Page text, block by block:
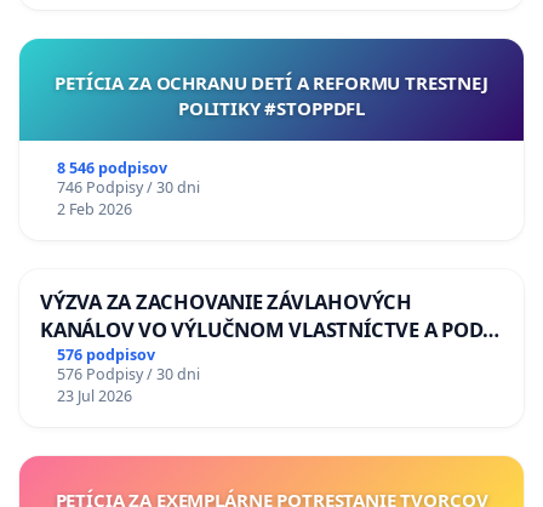
PETÍCIA ZA OCHRANU DETÍ A REFORMU TRESTNEJ
POLITIKY #STOPPDFL
8 546 podpisov
746 Podpisy / 30 dni
2 Feb 2026
VÝZVA ZA ZACHOVANIE ZÁVLAHOVÝCH
KANÁLOV VO VÝLUČNOM VLASTNÍCTVE A POD
KONTROLOU SLOVENSKEJ REPUBLIKY & žiadosť
na riešenie zanedbaného stavu závlahových a
odvodňovacích kanálov na Slovensku
576 podpisov
576 Podpisy / 30 dni
23 Jul 2026
PETÍCIA ZA EXEMPLÁRNE POTRESTANIE TVORCOV